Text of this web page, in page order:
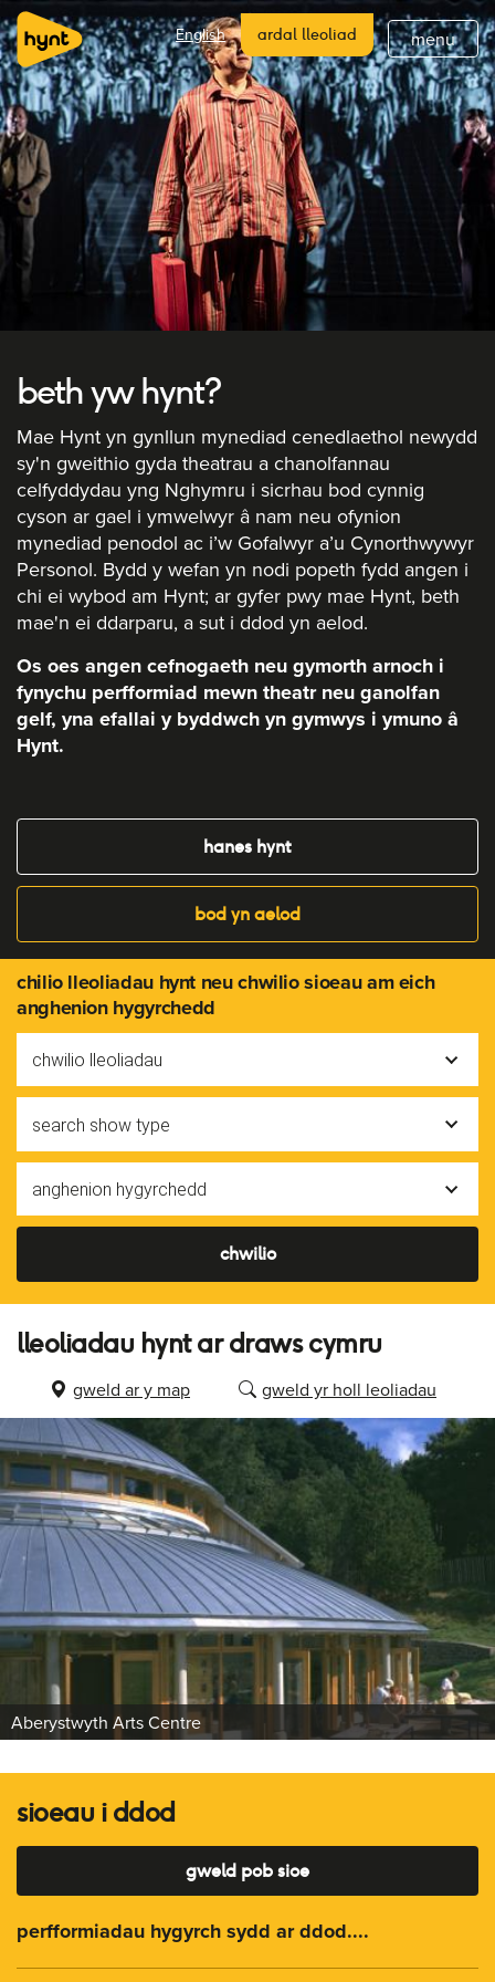
hafan
hanes hynt
beth sy 'mlaen
diweddaraf
lleoliadau hynt
ymunwch
menu
English ardal lleoliad
beth yw hynt?
Mae Hynt yn gynllun mynediad cenedlaethol newydd
sy'n gweithio gyda theatrau a chanolfannau
celfyddydau yng Nghymru i sicrhau bod cynnig
cyson ar gael i ymwelwyr â nam neu ofynion
mynediad penodol ac i’w Gofalwyr a’u Cynorthwywyr
Personol. Bydd y wefan yn nodi popeth fydd angen i
chi ei wybod am Hynt; ar gyfer pwy mae Hynt, beth
mae'n ei ddarparu, a sut i ddod yn aelod.
Os oes angen cefnogaeth neu gymorth arnoch i
fynychu perfformiad mewn theatr neu ganolfan
gelf, yna efallai y byddwch yn gymwys i ymuno â
Hynt.
hanes hynt
bod yn aelod
chilio lleoliadau hynt neu chwilio sioeau am eich
anghenion hygyrchedd
chwilio lleoliadau
search show type
anghenion hygyrchedd
chwilio
lleoliadau hynt ar draws cymru
gweld ar y map gweld yr holl leoliadau
Aberystwyth Arts Centre
sioeau i ddod
gweld pob sioe
perfformiadau hygyrch sydd ar ddod....